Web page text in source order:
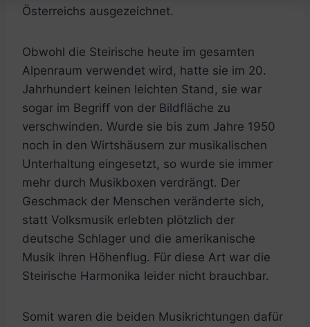
Österreichs ausgezeichnet.
Obwohl die Steirische heute im gesamten
Alpenraum verwendet wird, hatte sie im 20.
Jahrhundert keinen leichten Stand, sie war
sogar im Begriff von der Bildfläche zu
verschwinden. Wurde sie bis zum Jahre 1950
noch in den Wirtshäusern zur musikalischen
Unterhaltung eingesetzt, so wurde sie immer
mehr durch Musikboxen verdrängt. Der
Geschmack der Menschen veränderte sich,
statt Volksmusik erlebten plötzlich der
deutsche Schlager und die amerikanische
Musik ihren Höhenflug. Für diese Art war die
Steirische Harmonika leider nicht brauchbar.
Somit waren die beiden Musikrichtungen dafür